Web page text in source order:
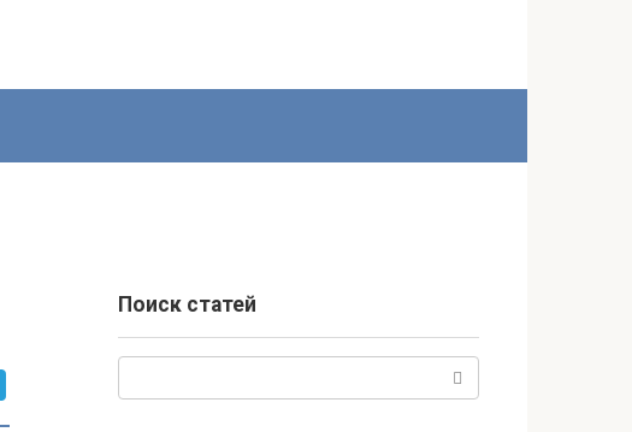
Поиск статей